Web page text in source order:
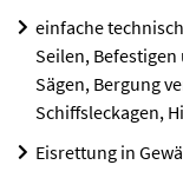
einfache
Seilen,
Sägen, Bergung
Schiffsleckagen,
Eisrettung in